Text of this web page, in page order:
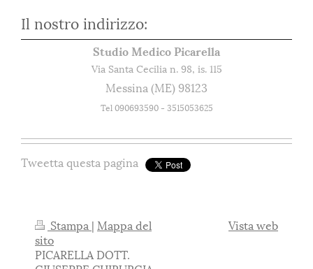
Il nostro indirizzo:
Studio Medico Picarella
Via Santa Cecilia n. 98, is. 115
Messina (ME) 98123
Tel 090693590 - 3515053625
Tweetta questa pagina
Stampa | Mappa del
sito
PICARELLA DOTT.
Vista web